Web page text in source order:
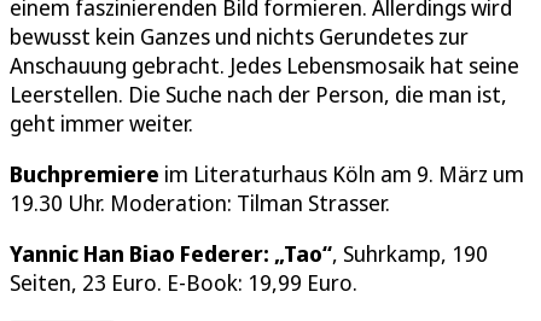
einem faszinierenden Bild formieren. Allerdings wird
bewusst kein Ganzes und nichts Gerundetes zur
Anschauung gebracht. Jedes Lebensmosaik hat seine
Leerstellen. Die Suche nach der Person, die man ist,
geht immer weiter.
Buchpremiere im Literaturhaus Köln am 9. März um
19.30 Uhr. Moderation: Tilman Strasser.
Yannic Han Biao Federer: „Tao“, Suhrkamp, 190
Seiten, 23 Euro. E-Book: 19,99 Euro.